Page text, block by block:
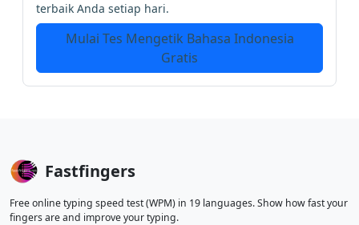
terbaik Anda setiap hari.
Mulai Tes Mengetik Bahasa Indonesia
Gratis
Fastfingers
Free online typing speed test (WPM) in 19 languages. Show how fast your
fingers are and improve your typing.